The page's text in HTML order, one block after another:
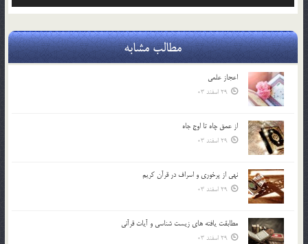
مطالب مشابه
اعجاز علمی
29 اسفند 03
از عمق چاه تا اوج جاه
29 اسفند 03
نهي از پرخوري و اسراف در قرآن کريم
29 اسفند 03
مطابقت یافته های زیست شناسی و آیات قرآنی
29 اسفند 03